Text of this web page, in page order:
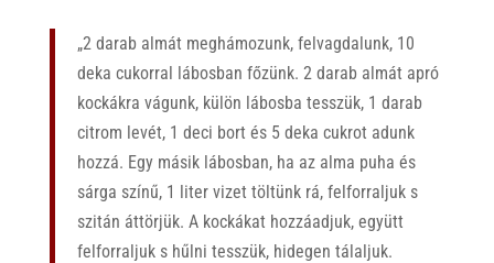
„2 darab almát meghámozunk, felvagdalunk, 10
deka cukorral lábosban főzünk. 2 darab almát apró
kockákra vágunk, külön lábosba tesszük, 1 darab
citrom levét, 1 deci bort és 5 deka cukrot adunk
hozzá. Egy másik lábosban, ha az alma puha és
sárga színű, 1 liter vizet töltünk rá, felforraljuk s
szitán áttörjük. A kockákat hozzáadjuk, együtt
felforraljuk s hűlni tesszük, hidegen tálaljuk.